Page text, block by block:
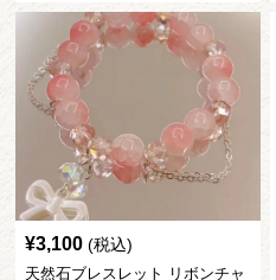
¥3,100 (税込)
天然石ブレスレット リボンチャ